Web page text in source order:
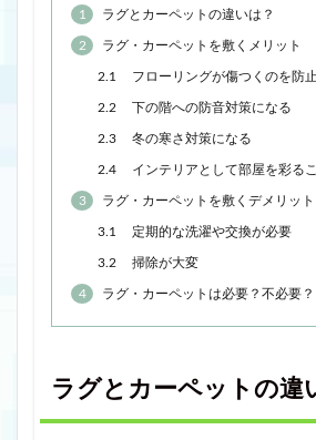
1 ラグとカーペットの違いは？
2 ラグ・カーペットを敷くメリット
2.1 フローリングが傷つくのを防
2.2 下の階への防音対策になる
2.3 冬の寒さ対策になる
2.4 インテリアとして部屋を彩る
3 ラグ・カーペットを敷くデメリット
3.1 定期的な洗濯や交換が必要
3.2 掃除が大変
4 ラグ・カーペットは必要？不必要？
ラグとカーペットの違